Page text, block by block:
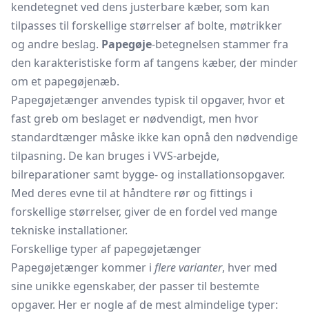
kendetegnet ved dens justerbare kæber, som kan
tilpasses til forskellige størrelser af bolte, møtrikker
og andre beslag. Papegøje-betegnelsen stammer fra
den karakteristiske form af tangens kæber, der minder
om et papegøjenæb.
Papegøjetænger anvendes typisk til opgaver, hvor et
fast greb om beslaget er nødvendigt, men hvor
standardtænger måske ikke kan opnå den nødvendige
tilpasning. De kan bruges i VVS-arbejde,
bilreparationer samt bygge- og installationsopgaver.
Med deres evne til at håndtere rør og fittings i
forskellige størrelser, giver de en fordel ved mange
tekniske installationer.
Forskellige typer af papegøjetænger
Papegøjetænger kommer i flere varianter, hver med
sine unikke egenskaber, der passer til bestemte
opgaver. Her er nogle af de mest almindelige typer: